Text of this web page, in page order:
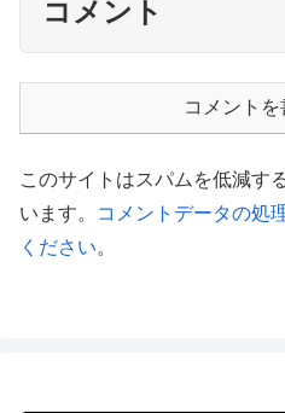
コメント
コメント
このサイトはスパムを低減す
います。
コメントデータの処
ください。